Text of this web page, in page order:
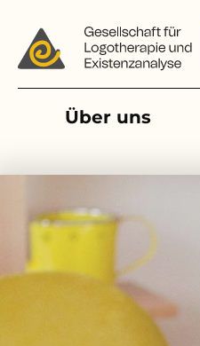
Über uns